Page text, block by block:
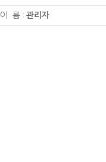
이 름 : 관리자